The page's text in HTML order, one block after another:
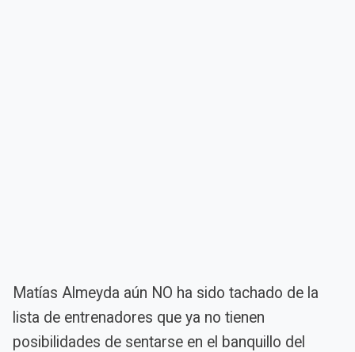
Matías Almeyda aún NO ha sido tachado de la
lista de entrenadores que ya no tienen
posibilidades de sentarse en el banquillo del